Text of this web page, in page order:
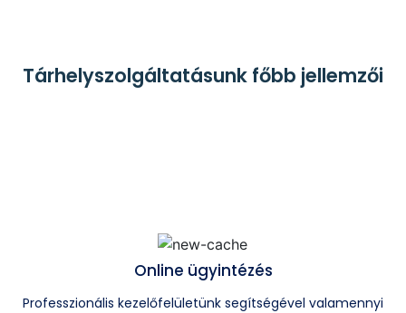
Tárhelyszolgáltatásunk főbb jellemzői
Online ügyintézés
Professzionális kezelőfelületünk segítségével valamennyi